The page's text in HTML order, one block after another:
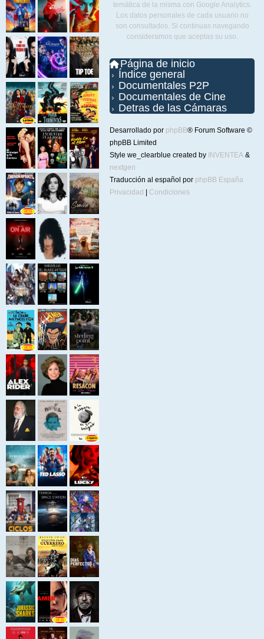
temática de la misma con Google Analytics.
Los datos personales de cada usuario no
son consultados. Si continuas navegando
consideramos que aceptas su uso.
Página de inicio
Índice general
Documentales P2P
Documentales de Cine
Detras de las Cámaras
Desarrollado por phpBB® Forum Software ©
phpBB Limited
Style we_clearblue created by INVENTEA &
nextgen
Traducción al español por phpBB España
Privacidad
Condiciones